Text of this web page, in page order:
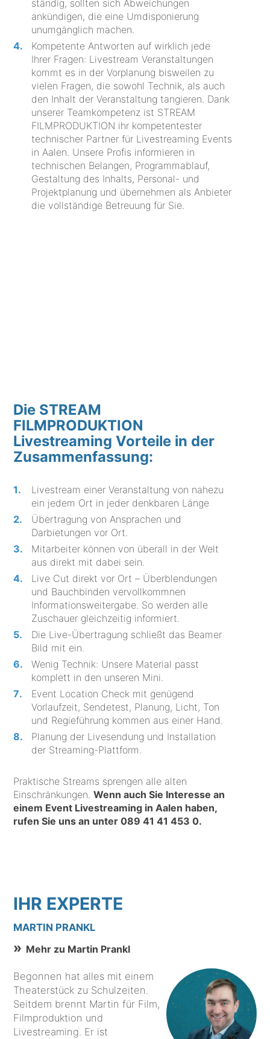
ständig, sollten sich Abweichungen
ankündigen, die eine Umdisponierung
unumgänglich machen.
Kompetente Antworten auf wirklich jede
Ihrer Fragen: Livestream Veranstaltungen
kommt es in der Vorplanung bisweilen zu
vielen Fragen, die sowohl Technik, als auch
den Inhalt der Veranstaltung tangieren. Dank
unserer Teamkompetenz ist STREAM
FILMPRODUKTION ihr kompetentester
technischer Partner für Livestreaming Events
in Aalen. Unsere Profis informieren in
technischen Belangen, Programmablauf,
Gestaltung des Inhalts, Personal- und
Projektplanung und übernehmen als Anbieter
die vollständige Betreuung für Sie.
Die STREAM
FILMPRODUKTION
Livestreaming Vorteile in der
Zusammenfassung:
Livestream einer Veranstaltung von nahezu
ein jedem Ort in jeder denkbaren Länge
Übertragung von Ansprachen und
Darbietungen vor Ort.
Mitarbeiter können von überall in der Welt
aus direkt mit dabei sein.
Live Cut direkt vor Ort – Überblendungen
und Bauchbinden vervollkommnen
Informationsweitergabe. So werden alle
Zuschauer gleichzeitig informiert.
Die Live-Übertragung schließt das Beamer
Bild mit ein.
Wenig Technik: Unsere Material passt
komplett in den unseren Mini.
Event Location Check mit genügend
Vorlaufzeit, Sendetest, Planung, Licht, Ton
und Regieführung kommen aus einer Hand.
Planung der Livesendung und Installation
der Streaming-Plattform.
Praktische Streams sprengen alle alten
Einschränkungen.Wenn auch Sie Interesse an
einem Event Livestreaming in Aalen haben,
rufen Sie uns an unter089 41 41 453 0.
IHR EXPERTE
MARTIN PRANKL
Mehr zu Martin Prankl
Begonnen hat alles mit einem
Theaterstück zu Schulzeiten.
Seitdem brennt Martin für Film,
Filmproduktion und
Livestreaming. Er ist